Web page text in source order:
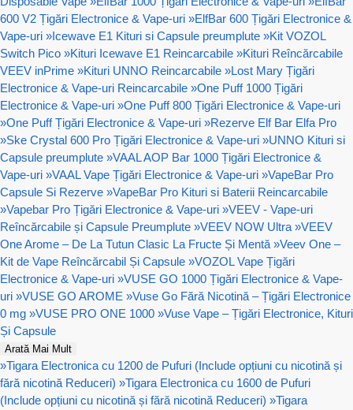
600 V2 Țigări Electronice & Vape-uri »ElfBar 600 Țigări Electronice &
Vape-uri »Icewave E1 Kituri si Capsule preumplute »Kit VOZOL
Switch Pico »Kituri Icewave E1 Reincarcabile »Kituri Reîncărcabile
VEEV inPrime »Kituri UNNO Reincarcabile »Lost Mary Țigări
Electronice & Vape-uri Reincarcabile »One Puff 1000 Țigări
Electronice & Vape-uri »One Puff 800 Țigări Electronice & Vape-uri
»One Puff Țigări Electronice & Vape-uri »Rezerve Elf Bar Elfa Pro
»Ske Crystal 600 Pro Țigări Electronice & Vape-uri »UNNO Kituri si
Capsule preumplute »VAAL AOP Bar 1000 Țigări Electronice &
Vape-uri »VAAL Vape Țigări Electronice & Vape-uri »VapeBar Pro
Capsule Si Rezerve »VapeBar Pro Kituri si Baterii Reincarcabile
»Vapebar Pro Țigări Electronice & Vape-uri »VEEV - Vape-uri
Reîncărcabile și Capsule Preumplute »VEEV NOW Ultra »VEEV
One Arome – De La Tutun Clasic La Fructe Și Mentă »Veev One –
Kit de Vape Reîncărcabil Și Capsule »VOZOL Vape Țigări
Electronice & Vape-uri »VUSE GO 1000 Țigări Electronice & Vape-
uri »VUSE GO AROME »Vuse Go Fără Nicotină – Țigări Electronice
0 mg »VUSE PRO ONE 1000 »Vuse Vape – Țigări Electronice, Kituri
Și Capsule
Arată Mai Mult
»Tigara Electronica cu 1200 de Pufuri (Include opțiuni cu nicotină și
fără nicotină Reduceri) »Tigara Electronica cu 1600 de Pufuri
(Include opțiuni cu nicotină și fără nicotină Reduceri) »Tigara